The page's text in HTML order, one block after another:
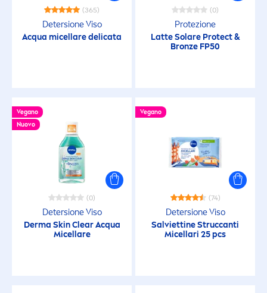
Deodoranti
Doccia
Dopo Sole
Intimo
(365)
Detersione Viso
Acqua micellare delicata
(0)
Protezione
Latte Solare Protect&
Bronze FP50
Vegano
Nuovo
(0)
Detersione Viso
Derma SkinClear Acqua
Micellare
Vegano
(74)
Detersione Viso
Salviettine Struccanti
Micellari 25 pcs